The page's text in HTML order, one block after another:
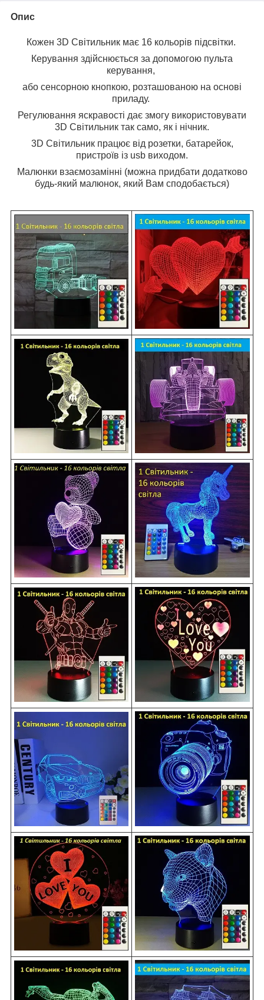
Опис
Кожен 3D Світильник має 16 кольорів підсвітки.
Керування здійснюється за допомогою пульта
керування,
або сенсорною кнопкою, розташованою на основі
приладу.
Регулювання яскравості дає змогу використовувати
3D Світильник так само, як і нічник.
3D Світильник працює від розетки, батарейок,
пристроїв із usb виходом.
Малюнки взаємозамінні (можна придбати додатково
будь-який малюнок, який Вам сподобається)